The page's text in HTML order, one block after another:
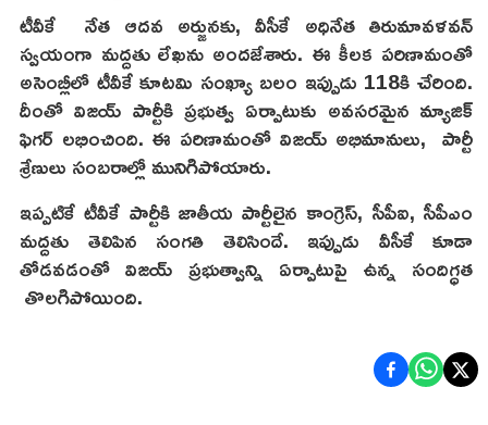
టీవీకే నేత ఆదవ అర్జునకు, వీసీకే అధినేత తిరుమావళవన్
స్వయంగా మద్దతు లేఖను అందజేశారు. ఈ కీలక పరిణామంతో
అసెంబ్లీలో టీవీకే కూటమి సంఖ్యా బలం ఇప్పుడు 118కి చేరింది.
దీంతో విజయ్ పార్టీకి ప్రభుత్వ ఏర్పాటుకు అవసరమైన మ్యాజిక్
ఫిగర్‌ లభించింది. ఈ పరిణామంతో విజయ్ అభిమానులు, పార్టీ
శ్రేణులు సంబరాల్లో మునిగిపోయారు.
ఇప్పటికే టీవీకే పార్టీకి జాతీయ పార్టీలైన కాంగ్రెస్, సీపీఐ, సీపీఎం
మద్దతు తెలిపిన సంగతి తెలిసిందే. ఇప్పుడు వీసీకే కూడా
తోడవడంతో విజయ్ ప్రభుత్వాన్ని ఏర్పాటుపై ఉన్న సందిగ్ధత
తొలగిపోయింది.